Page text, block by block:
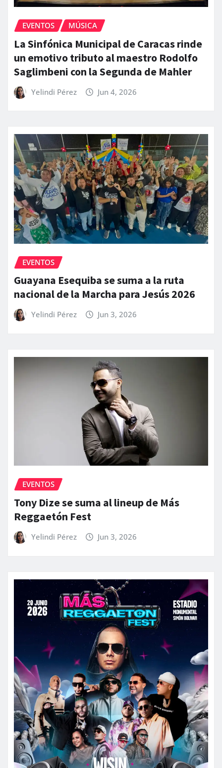
EVENTOS MÚSICA
La Sinfónica Municipal de Caracas rinde
un emotivo tributo al maestro Rodolfo
Saglimbeni con la Segunda de Mahler
Yelindi Pérez Jun 4, 2026
EVENTOS
Guayana Esequiba se suma a la ruta
nacional de la Marcha para Jesús 2026
Yelindi Pérez Jun 3, 2026
EVENTOS
Tony Dize se suma al lineup de Más
Reggaetón Fest
Yelindi Pérez Jun 3, 2026